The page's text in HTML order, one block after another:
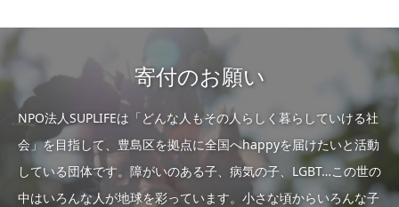
寄付のお願い
NPO法人SUPLIFEは「どんな人もその人らしく暮らしていける社
会」を目指して、豊島区を拠点に全国へhappyを届けたいと活動
している団体です。障がいのある子、病気の子、LGBT…この世の
中はいろんな人が地球を彩っています。小さな頃からいろんな子